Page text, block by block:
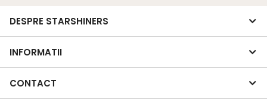
DESPRE STARSHINERS
INFORMATII
CONTACT